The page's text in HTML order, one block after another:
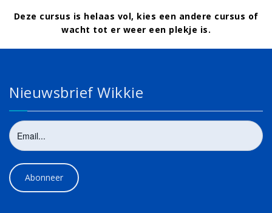
Deze cursus is helaas vol, kies een andere cursus of
wacht tot er weer een plekje is.
Nieuwsbrief Wikkie